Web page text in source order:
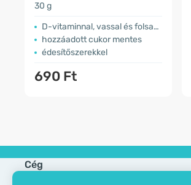
30 g
D-vitaminnal, vassal és folsavval
hozzáadott cukor mentes
édesítőszerekkel
690 Ft
Cég